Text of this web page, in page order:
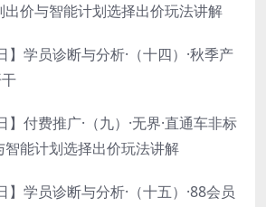
出价与智能计划选择出价玩法讲解
】学员诊断与分析·（十四）·秋季产
】付费推广·（九）·无界·直通车非标
智能计划选择出价玩法讲解
】学员诊断与分析·（十五）·88会员